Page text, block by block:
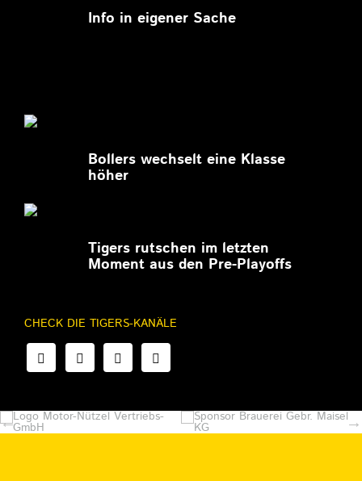
Info in eigener Sache
Bollers wechselt eine Klasse
höher
Tigers rutschen im letzten
Moment aus den Pre-Playoffs
CHECK DIE TIGERS-KANÄLE